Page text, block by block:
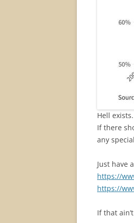
Hell
If there
any
Just have
https://
https://
If that